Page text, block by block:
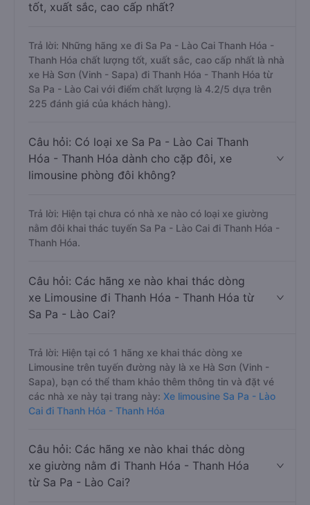
tốt, xuất sắc, cao cấp nhất?
Trả lời: Những hãng xe đi Sa Pa - Lào Cai Thanh Hóa -
Thanh Hóa chất lượng tốt, xuất sắc, cao cấp nhất là nhà
xe Hà Sơn (Vinh - Sapa) đi Thanh Hóa - Thanh Hóa từ
Sa Pa - Lào Cai với điểm chất lượng là 4.2/5 dựa trên
225 đánh giá của khách hàng).
Câu hỏi: Có loại xe Sa Pa - Lào Cai Thanh
Hóa - Thanh Hóa dành cho cặp đôi, xe
limousine phòng đôi không?
Trả lời: Hiện tại chưa có nhà xe nào có loại xe giường
nằm đôi khai thác tuyến Sa Pa - Lào Cai đi Thanh Hóa -
Thanh Hóa.
Câu hỏi: Các hãng xe nào khai thác dòng
xe Limousine đi Thanh Hóa - Thanh Hóa từ
Sa Pa - Lào Cai?
Trả lời: Hiện tại có 1 hãng xe khai thác dòng xe
Limousine trên tuyến đường này là xe Hà Sơn (Vinh -
Sapa), bạn có thể tham khảo thêm thông tin và đặt vé
các nhà xe này tại trang này: Xe limousine Sa Pa - Lào
Cai đi Thanh Hóa - Thanh Hóa
Câu hỏi: Các hãng xe nào khai thác dòng
xe giường nằm đi Thanh Hóa - Thanh Hóa
từ Sa Pa - Lào Cai?